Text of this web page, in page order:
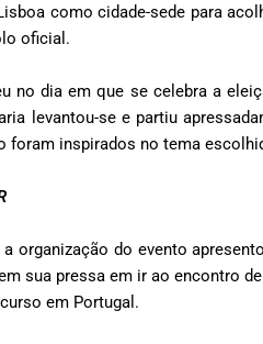
como cidade-sede para
oficial.
no dia em que se celebra a
levantou-se e partiu
foram inspirados no tema
a organização do evento
em sua pressa em ir ao encontro
em Portugal.